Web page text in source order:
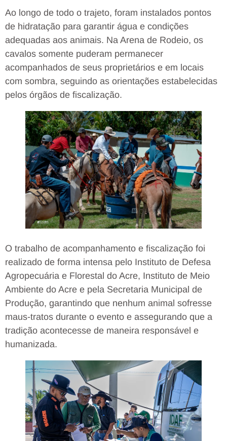
Ao longo de todo o trajeto, foram instalados pontos
de hidratação para garantir água e condições
adequadas aos animais. Na Arena de Rodeio, os
cavalos somente puderam permanecer
acompanhados de seus proprietários e em locais
com sombra, seguindo as orientações estabelecidas
pelos órgãos de fiscalização.
O trabalho de acompanhamento e fiscalização foi
realizado de forma intensa pelo Instituto de Defesa
Agropecuária e Florestal do Acre, Instituto de Meio
Ambiente do Acre e pela Secretaria Municipal de
Produção, garantindo que nenhum animal sofresse
maus-tratos durante o evento e assegurando que a
tradição acontecesse de maneira responsável e
humanizada.